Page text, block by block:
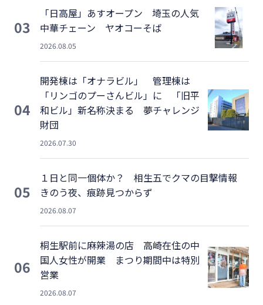
03
「日高屋」あすオープン 埼玉の人気
中華チェーン ヤオコーそば
2026.08.05
04
開発棟は「オナラビル」 管理棟は
「リンゴのプーさんビル」に 「旧平
和ビル」新名称決まる 夢チャレンジ
財団
2026.07.30
05
１日と同一個体か？ 相生五でクマの目撃情報
きのう夜、痕跡見つからず
2026.08.07
06
桐生駅前に麻辣湯の店 高崎在住の中
国人女性が開業 まつり期間中は特別
営業
2026.08.07